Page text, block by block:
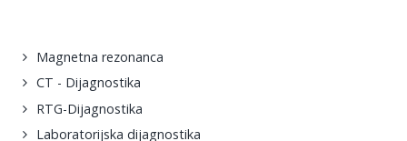
Magnetna rezonanca
CT - Dijagnostika
RTG-Dijagnostika
Laboratorijska dijagnostika